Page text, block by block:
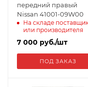
передний правый
Nissan 41001-09W00
На складе
или производителя
7 000 руб./шт
ПОД ЗАКАЗ